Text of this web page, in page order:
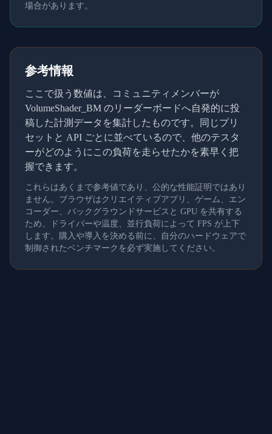
場合があります。
参考情報
ここで扱う数値は、コミュニティメンバーが
VolumeShader_BM のリーダーボードへ自発的に投
稿した計測データを集計したものです。同じプリ
セットと API ごとに並べているので、他のテスタ
ーがどのようにこの負荷を走らせたかを素早く把
握できます。
これらはあくまで参考値であり、公的な性能証明ではあり
ません。ブラウザはクリエイティブアプリ、ゲーム、エン
コーダー、バックグラウンドサービスと GPU を共有する
ため、ドライバーや温度、並行負荷によって FPS が上下
します。購入や導入を決める前に、自分のハードウェアで
制御されたベンチマークを必ず実施してください。